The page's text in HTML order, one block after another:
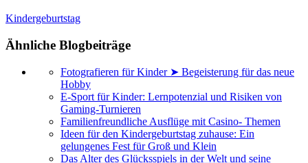
Kindergeburtstag
Ähnliche Blogbeiträge
Fotografieren für Kinder ➤ Begeisterung für das neue
Hobby
E-Sport für Kinder: Lernpotenzial und Risiken von
Gaming-Turnieren
Familienfreundliche Ausflüge mit Casino- Themen
Ideen für den Kindergeburtstag zuhause: Ein
gelungenes Fest für Groß und Klein
Das Alter des Glücksspiels in der Welt und seine